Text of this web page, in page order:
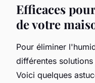
Efficaces
de votre
Pour éliminer
différentes
Voici quelques